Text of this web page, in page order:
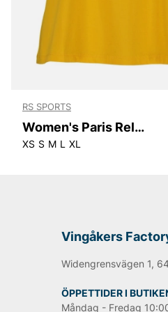
RS SPORTS
Women's Paris Relaxed Tank Top
XS S M L XL
Vingåkers
Widengrensvägen 1,
ÖPPETTIDER I
Måndag - Fredag